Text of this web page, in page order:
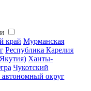
край Мурманская
Республика Карелия
Ханты-
Чукотский
округ